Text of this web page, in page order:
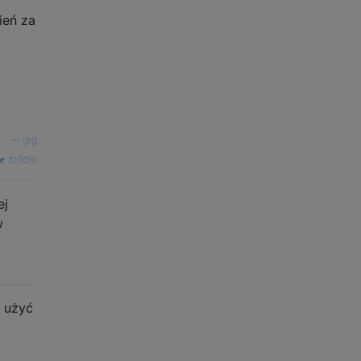
za
grg
źródło
użyć